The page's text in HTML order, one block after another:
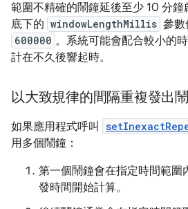
範圍不精確的鬧鐘延後至少 10 分鐘
底下的 windowLengthMillis 參數
600000 。系統可能會配合較小的
計在不久後響起時。
以大致規律的間隔重複發出
如果應用程式呼叫
用多個鬧鐘：
第一個鬧鐘會在指定時間範圍
發時間開始計算。